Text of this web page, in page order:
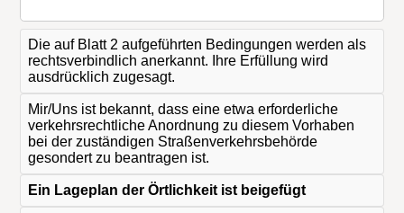
Die auf Blatt 2 aufgeführten Bedingungen werden als
rechtsverbindlich anerkannt. Ihre Erfüllung wird
ausdrücklich zugesagt.
Mir/Uns ist bekannt, dass eine etwa erforderliche
verkehrsrechtliche Anordnung zu diesem Vorhaben
bei der zuständigen Straßenverkehrsbehörde
gesondert zu beantragen ist.
Ein Lageplan der Örtlichkeit ist beigefügt